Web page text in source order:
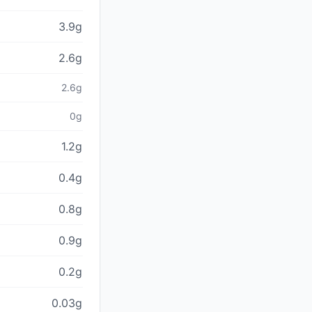
3.9g
2.6g
2.6g
0g
1.2g
0.4g
0.8g
0.9g
0.2g
0.03g